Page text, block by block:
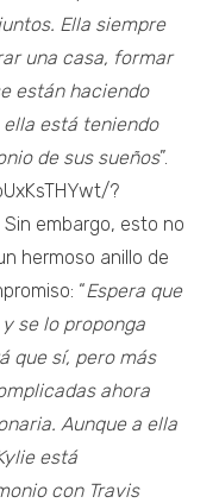
Ella siempre
una casa, formar
están haciendo
está teniendo
de sus sueños”.
?
embargo, esto no
hermoso anillo de
“Espera que
se lo proponga
que sí, pero más
ahora
Aunque a ella
está
con Travis